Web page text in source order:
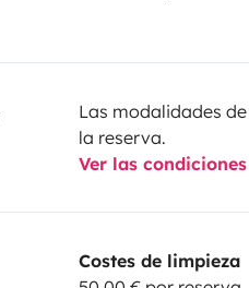
Las modalidades
la reserva.
Ver las condiciones
Costes de limpieza